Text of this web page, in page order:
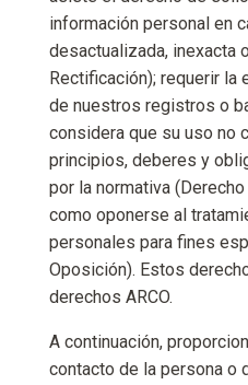
información personal en
desactualizada, inexacta
Rectificación); requerir
de nuestros registros o
considera que su uso no
principios, deberes y
por la normativa
como oponerse al
personales para fines
Oposición). Estos
derechos ARCO.
A continuación,
contacto de la persona o